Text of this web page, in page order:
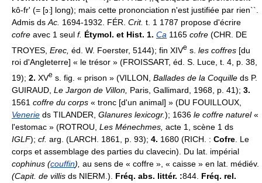
kô-fr' (= [ ] long); mais cette prononciation n'est justifiée par rien``.
Admis ds Ac. 1694-1932. FÉR. Crit. t. 1 1787 propose d'écrire
cofre avec 1 seul f. Étymol. et Hist. 1. Ca 1165 cofre (CHR. DE
TROYES, Erec, éd. W. Foerster, 5144); fin XIVe s. les coffres [du
roi d'Angleterre] « le trésor » (FROISSART, éd. S. Luce, t. 4, p. 38,
19); 2. XVe s. fig. « prison » (VILLON, Ballades de la Coquille ds P.
GUIRAUD, Le Jargon de Villon, Paris, Gallimard, 1968, p. 41); 3.
1561 coffre du corps « tronc [d'un animal] » (DU FOUILLOUX,
Venerie ds TILANDER, Glanures lexicogr.); 1636 le coffre naturel«
l'estomac » (ROTROU, Les Ménechmes, acte 1, scène 1 ds
IGLF); cf. arg. (LARCH. 1861, p. 93); 4. 1680 (RICH. : Cofre . Le
corps et assemblage des parties du clavecin). Du lat. impérial
cophinus (couffin), au sens de « coffre », « caisse » en lat. médiév.
(Capit. de villis ds NIERM.). Fréq. abs. littér. :844. Fréq. rel.